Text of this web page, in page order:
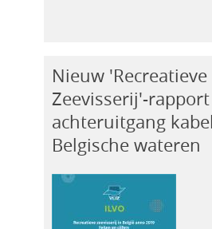
Nieuw 'Recreatieve
Zeevisserij'-
achteruitgang
Belgische wateren